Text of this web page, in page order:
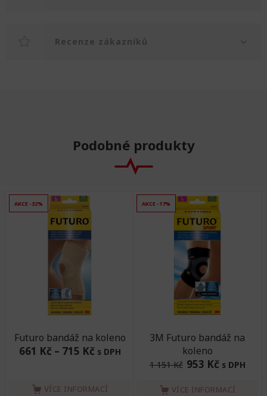
Recenze zákazníků
Podobné produkty
AKCE -32%
Futuro bandáž na koleno
661 Kč– 715 Kč s DPH
VÍCE INFORMACÍ
AKCE -17%
3M Futuro bandáž na
koleno
1 151 Kč 953 Kč s DPH
VÍCE INFORMACÍ